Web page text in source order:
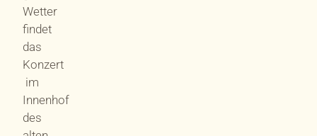
Wetter
findet
das
Konzert
im
Innenhof
des